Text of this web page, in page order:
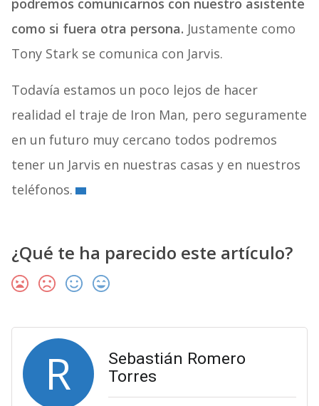
podremos comunicarnos con nuestro asistente
como si fuera otra persona. Justamente como
Tony Stark se comunica con Jarvis.
Todavía estamos un poco lejos de hacer
realidad el traje de Iron Man, pero seguramente
en un futuro muy cercano todos podremos
tener un Jarvis en nuestras casas y en nuestros
teléfonos.
¿Qué te ha parecido este artículo?
R
Sebastián Romero
Torres